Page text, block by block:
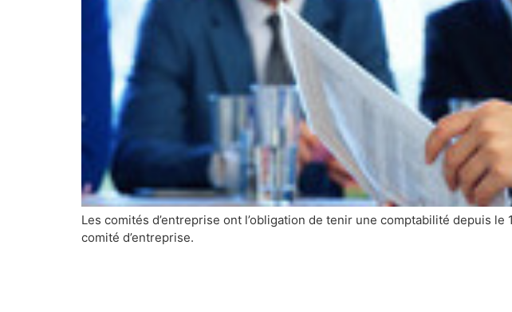
Les comités d’entreprise ont l’obligation de tenir une comptabilité depuis
comité d’entreprise.